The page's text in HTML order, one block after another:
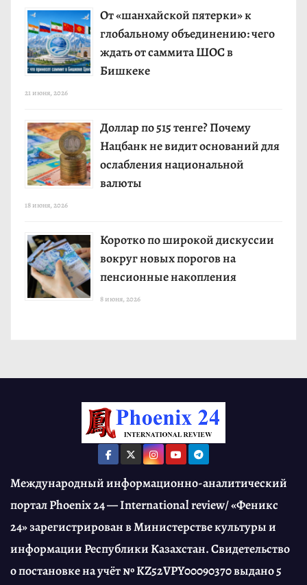
От «шанхайской пятерки» к
глобальному объединению: чего
ждать от саммита ШОС в
Бишкеке
21 июня, 2026
Доллар по 515 тенге? Почему
Нацбанк не видит оснований для
ослабления национальной
валюты
18 июня, 2026
Коротко по широкой дискуссии
вокруг новых порогов на
пенсионные накопления
8 июня, 2026
Международный информационно-аналитический
портал Phoenix 24 — International review/ «Феникс
24» зарегистрирован в Министерстве культуры и
информации Республики Казахстан. Свидетельство
о постановке на учёт № KZ52VPY00090370 выдано 5